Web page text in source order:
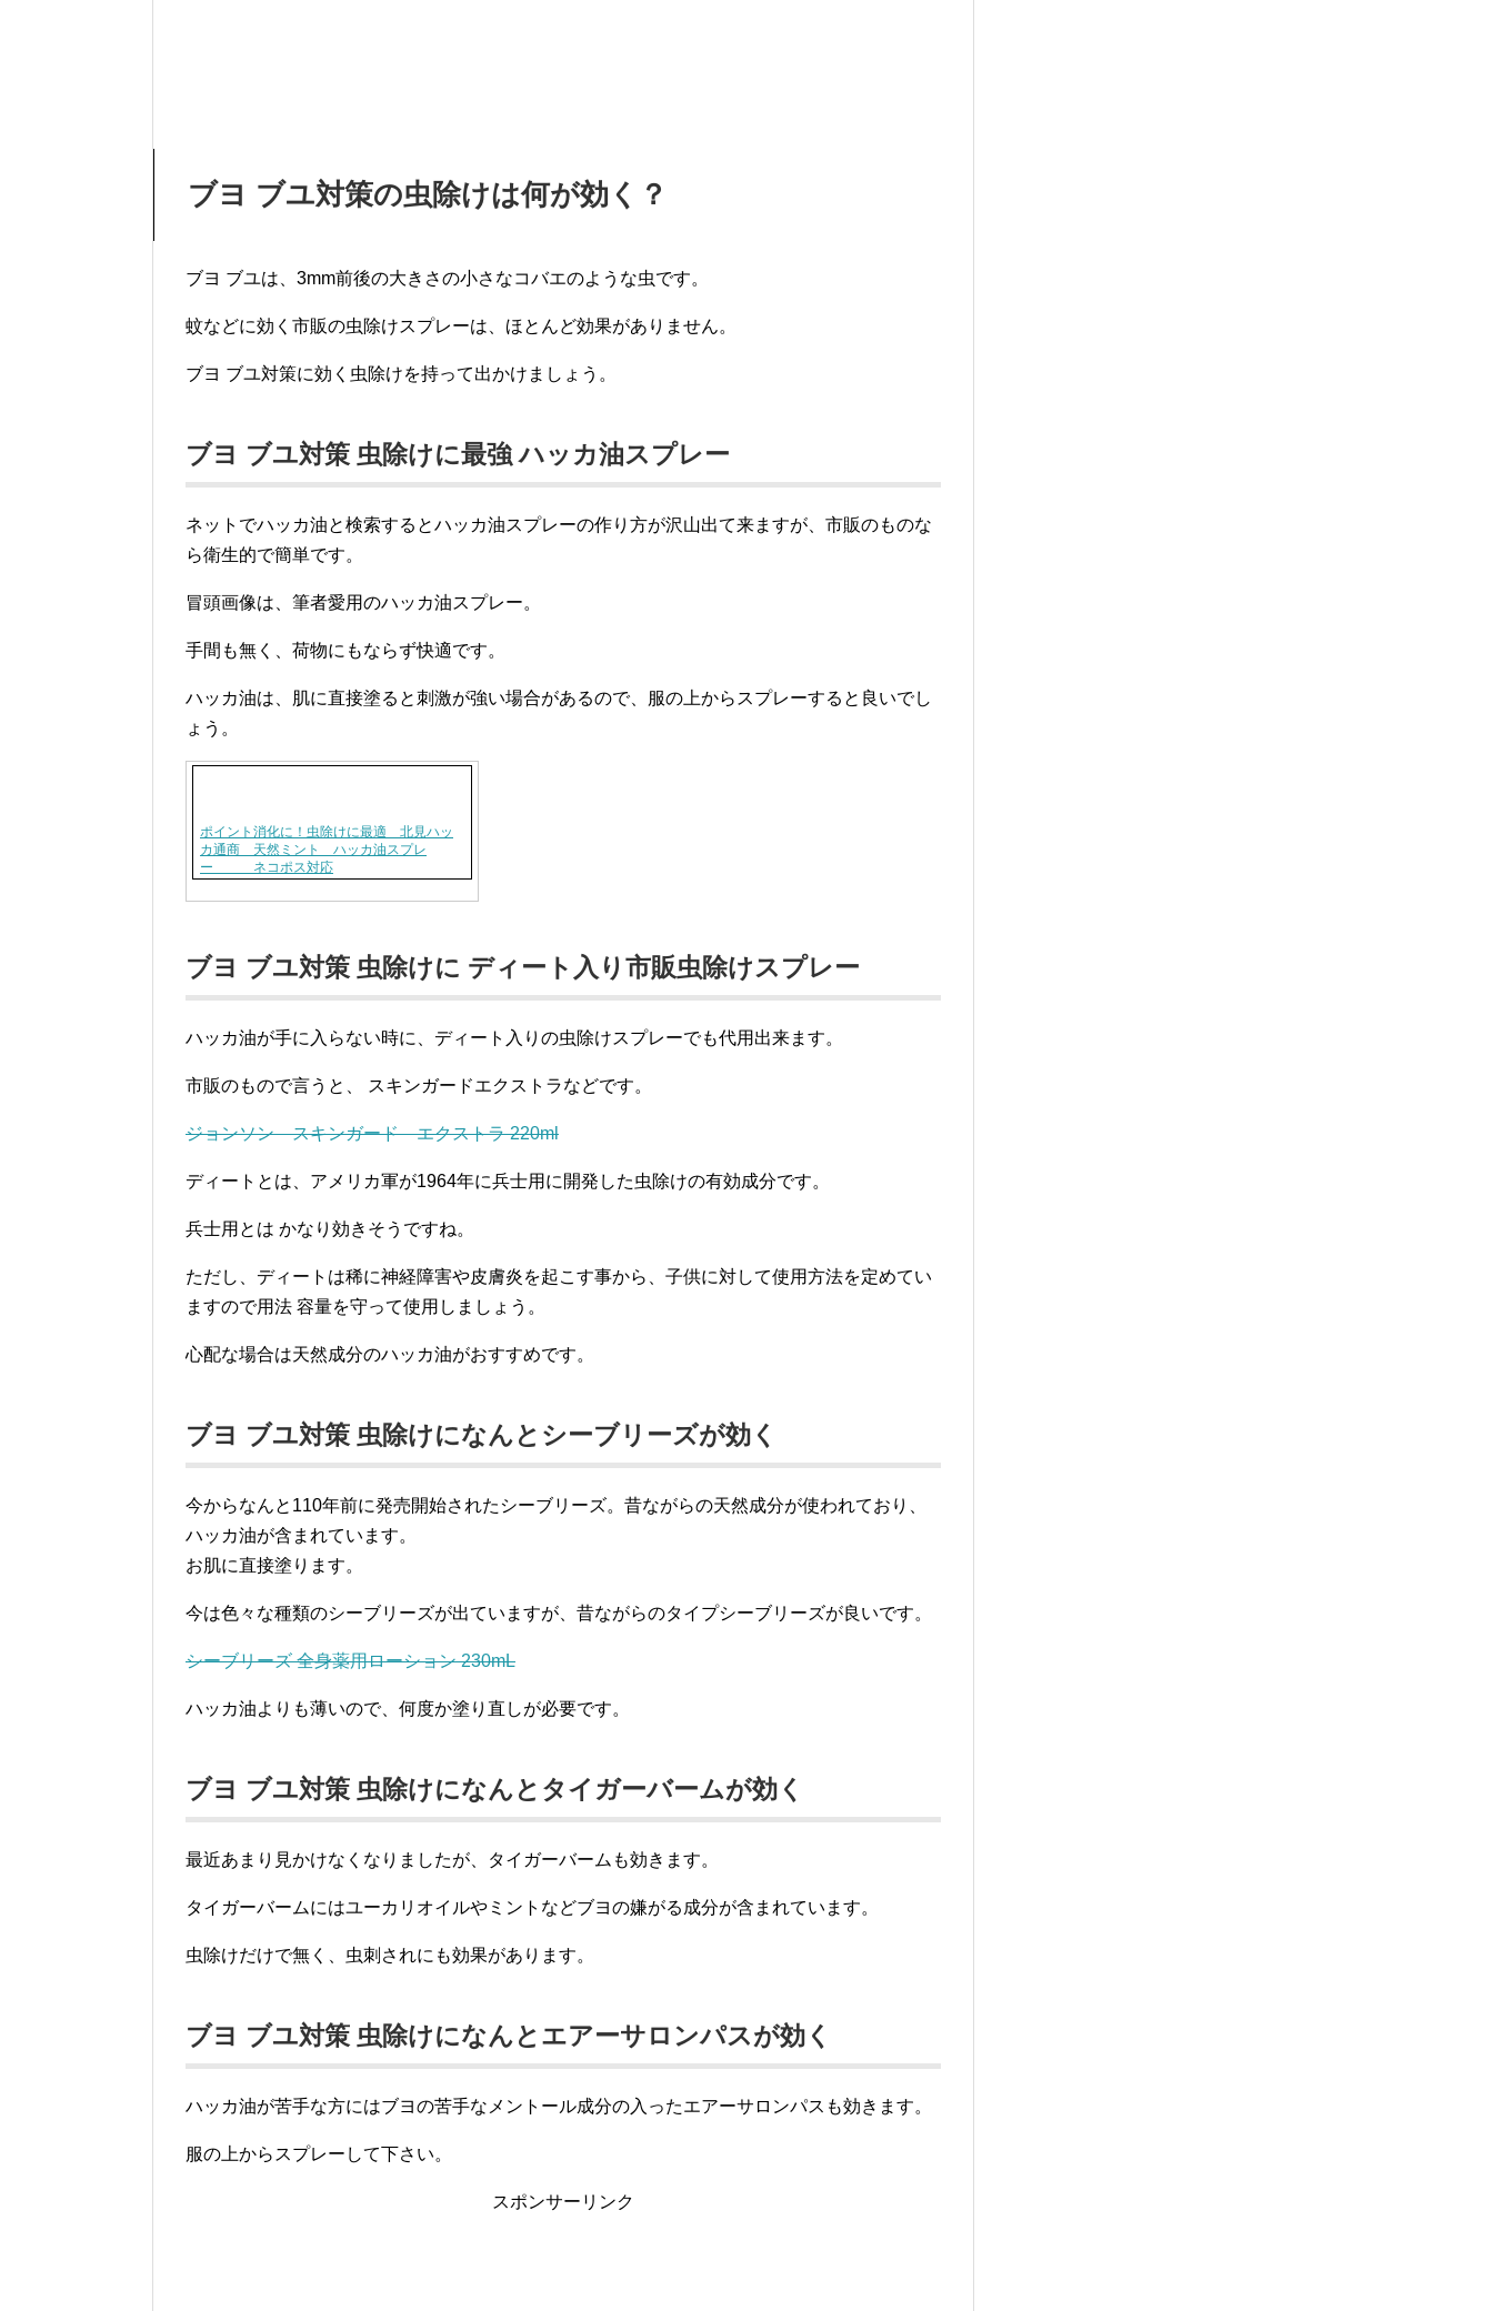
ブヨ ブユ対策の虫除けは何が効く？
ブヨ ブユは、3mm前後の大きさの小さなコバエのような虫です。
蚊などに効く市販の虫除けスプレーは、ほとんど効果がありません。
ブヨ ブユ対策に効く虫除けを持って出かけましょう。
ブヨ ブユ対策 虫除けに最強 ハッカ油スプレー
ネットでハッカ油と検索するとハッカ油スプレーの作り方が沢山出て来ますが、市販のものな
ら衛生的で簡単です。
冒頭画像は、筆者愛用のハッカ油スプレー。
手間も無く、荷物にもならず快適です。
ハッカ油は、肌に直接塗ると刺激が強い場合があるので、服の上からスプレーすると良いでし
ょう。
ポイント消化に！虫除けに最適 北見ハッ
カ通商 天然ミント ハッカ油スプレ
ー ネコポス対応
ブヨ ブユ対策 虫除けに ディート入り市販虫除けスプレー
ハッカ油が手に入らない時に、ディート入りの虫除けスプレーでも代用出来ます。
市販のもので言うと、 スキンガードエクストラなどです。
ジョンソン スキンガード エクストラ 220ml
ディートとは、アメリカ軍が1964年に兵士用に開発した虫除けの有効成分です。
兵士用とは かなり効きそうですね。
ただし、ディートは稀に神経障害や皮膚炎を起こす事から、子供に対して使用方法を定めてい
ますので用法 容量を守って使用しましょう。
心配な場合は天然成分のハッカ油がおすすめです。
ブヨ ブユ対策 虫除けになんとシーブリーズが効く
今からなんと110年前に発売開始されたシーブリーズ。昔ながらの天然成分が使われており、
ハッカ油が含まれています。
お肌に直接塗ります。
今は色々な種類のシーブリーズが出ていますが、昔ながらのタイプシーブリーズが良いです。
シーブリーズ 全身薬用ローション 230mL
ハッカ油よりも薄いので、何度か塗り直しが必要です。
ブヨ ブユ対策 虫除けになんとタイガーバームが効く
最近あまり見かけなくなりましたが、タイガーバームも効きます。
タイガーバームにはユーカリオイルやミントなどブヨの嫌がる成分が含まれています。
虫除けだけで無く、虫刺されにも効果があります。
ブヨ ブユ対策 虫除けになんとエアーサロンパスが効く
ハッカ油が苦手な方にはブヨの苦手なメントール成分の入ったエアーサロンパスも効きます。
服の上からスプレーして下さい。
スポンサーリンク